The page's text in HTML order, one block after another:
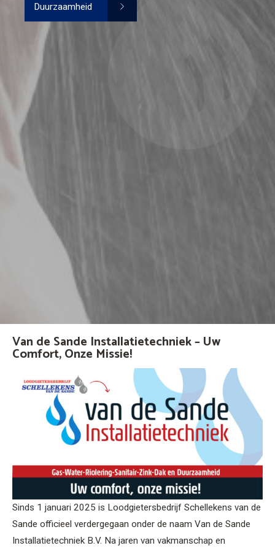
Duurzaamheid
Van de Sande Installatietechniek – Uw
Comfort, Onze Missie!
Sinds 1 januari 2025 is Loodgietersbedrijf Schellekens van de
Sande officieel verdergegaan onder de naam Van de Sande
Installatietechniek B.V. Na jaren van vakmanschap en